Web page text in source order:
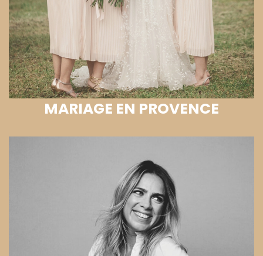
MARIAGE EN PROVENCE